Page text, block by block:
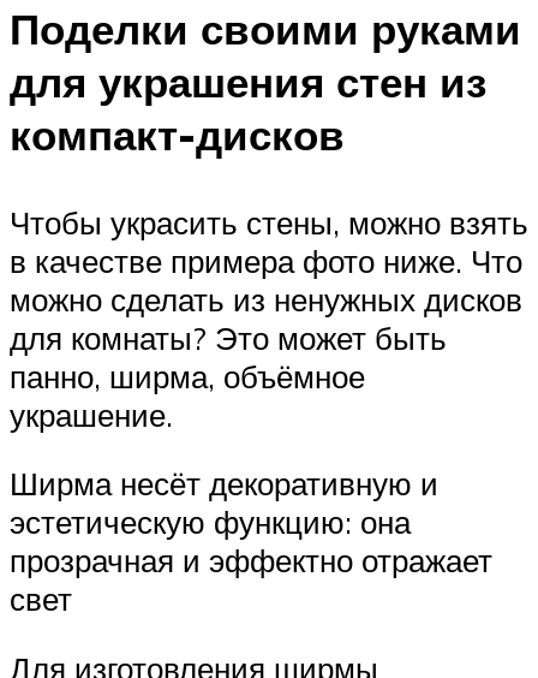
Поделки своими руками
для украшения стен из
компакт-дисков
Чтобы украсить стены, можно взять
в качестве примера фото ниже. Что
можно сделать из ненужных дисков
для комнаты? Это может быть
панно, ширма, объёмное
украшение.
Ширма несёт декоративную и
эстетическую функцию: она
прозрачная и эффектно отражает
свет
Для изготовления ширмы